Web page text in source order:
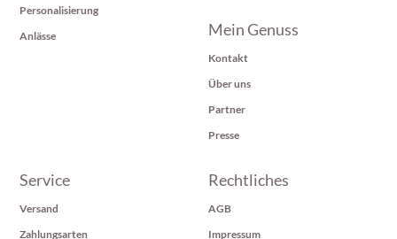
Personalisierung
Anlässe
Mein Genuss
Kontakt
Über uns
Partner
Presse
Service
Versand
Zahlungsarten
Rechtliches
AGB
Impressum